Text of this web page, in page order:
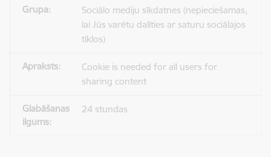
Sociālo mediju sīkdatnes (nepieciešamas,
lai Jūs varētu dalīties ar saturu sociālajos
tīklos)
Cookie is needed for all users for
sharing content
24 stundas